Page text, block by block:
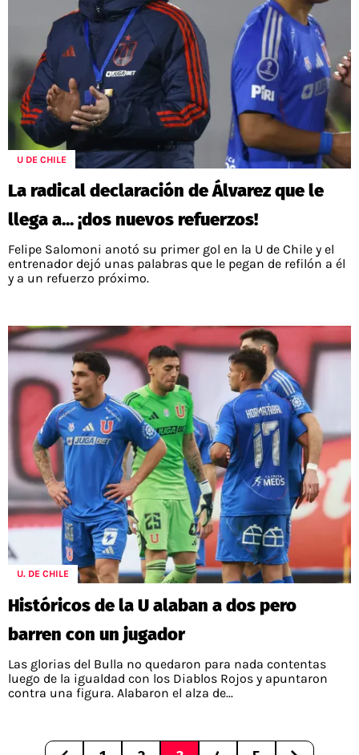
U DE CHILE
La radical declaración de Álvarez que le
llega a... ¡dos nuevos refuerzos!
Felipe Salomoni anotó su primer gol en la U de Chile y el
entrenador dejó unas palabras que le pegan de refilón a él
y a un refuerzo próximo.
U. DE CHILE
Históricos de la U alaban a dos pero
barren con un jugador
Las glorias del Bulla no quedaron para nada contentas
luego de la igualdad con los Diablos Rojos y apuntaron
contra una figura. Alabaron el alza de...